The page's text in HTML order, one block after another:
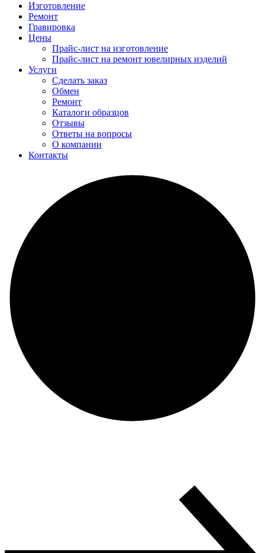
Изготовление
Ремонт
Гравировка
Цены
Прайс-лист на изготовление
Прайс-лист на ремонт ювелирных изделий
Услуги
Сделать заказ
Обмен
Ремонт
Каталоги образцов
Отзывы
Ответы на вопросы
О компании
Контакты